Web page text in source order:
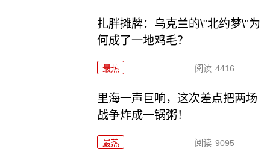
扎胖摊牌：乌克兰的\"北约梦\"为
何成了一地鸡毛？
最热 阅读 4416
里海一声巨响，这次差点把两场
战争炸成一锅粥！
最热 阅读 9095